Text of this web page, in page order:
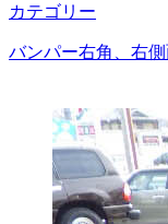
カテゴリー
バンパー右角、右